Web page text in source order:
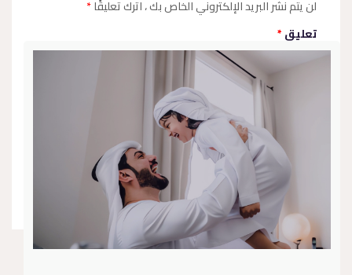
لن يتم نشر البريد الإلكتروني الخاص بك، اترك تعليقًا*
تعليق*